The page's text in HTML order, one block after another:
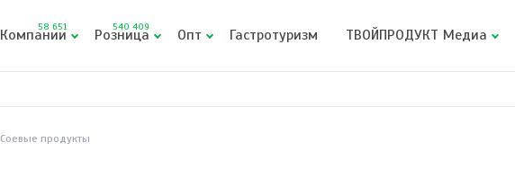
Компании
58 651 Розница
540 409 Опт Гастротуризм ТВОЙПРОДУКТ Медиа
Соевые продукты